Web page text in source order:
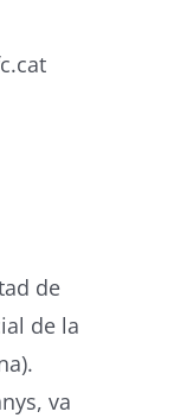
de
de la
va